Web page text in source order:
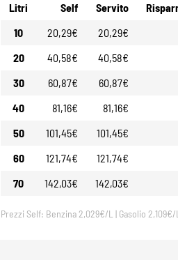
Litri Self Servito
10
20,29€ 20,29€
20
40,58€ 40,58€
30
60,87€ 60,87€
40
81,16€ 81,16€
50
101,45€ 101,45€
60
121,74€ 121,74€
70
142,03€ 142,03€
Prezzi Self: Benzina 2,029€/L | Gasolio 2,109€/